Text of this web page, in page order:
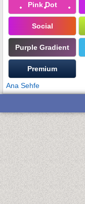
Pink Dot
Social
Purple Gradient
Premium
Ana Sehfe